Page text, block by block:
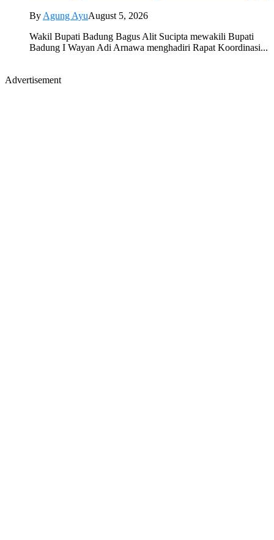
By Agung AyuAugust 5, 2026
Wakil Bupati Badung Bagus Alit Sucipta mewakili Bupati
Badung I Wayan Adi Arnawa menghadiri Rapat Koordinasi...
Advertisement